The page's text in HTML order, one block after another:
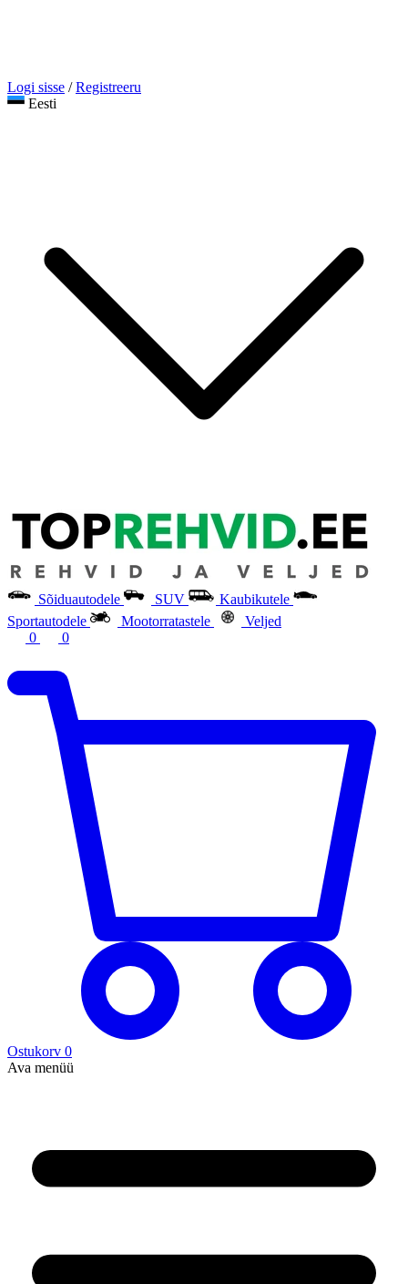
Logi sisse / Registreeru
Eesti
Sõiduautodele SUV
Kaubikutele
Sportautodele
Mootorratastele
Veljed
0
0
Ostukorv 0
Ava menüü